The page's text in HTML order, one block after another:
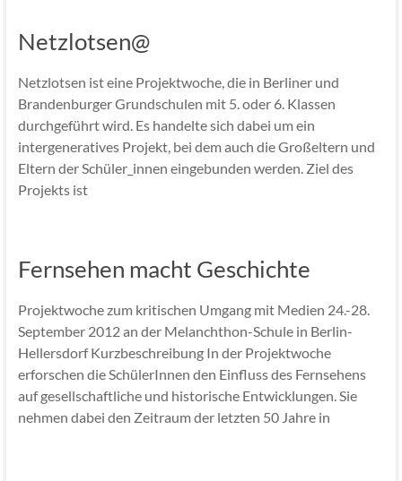
Netzlotsen@
Netzlotsen ist eine Projektwoche, die in Berliner und
Brandenburger Grundschulen mit 5. oder 6. Klassen
durchgeführt wird. Es handelte sich dabei um ein
intergeneratives Projekt, bei dem auch die Großeltern und
Eltern der Schüler_innen eingebunden werden. Ziel des
Projekts ist
Fernsehen macht Geschichte
Projektwoche zum kritischen Umgang mit Medien 24.-28.
September 2012 an der Melanchthon-Schule in Berlin-
Hellersdorf Kurzbeschreibung In der Projektwoche
erforschen die SchülerInnen den Einfluss des Fernsehens
auf gesellschaftliche und historische Entwicklungen. Sie
nehmen dabei den Zeitraum der letzten 50 Jahre in